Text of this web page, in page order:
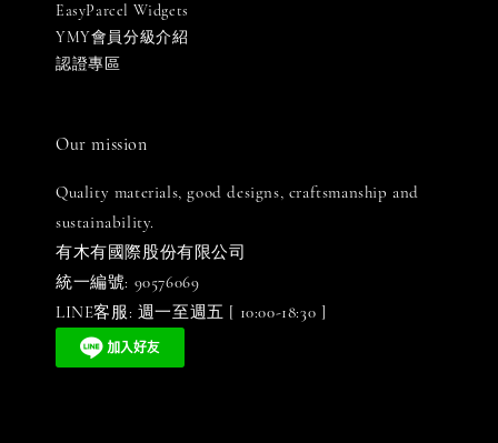
EasyParcel Widgets
YMY會員分級介紹
認證專區
Our mission
Quality materials, good designs, craftsmanship and
sustainability.
有木有國際股份有限公司
統一編號: 90576069
LINE客服: 週一至週五 [ 10:00-18:30 ]